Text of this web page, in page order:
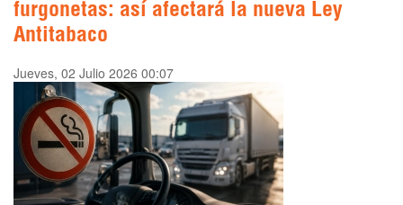
furgonetas: así afectará la nueva Ley
Antitabaco
Jueves, 02 Julio 2026 00:07